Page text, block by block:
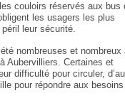
couloirs réservés aux bus
les usagers les plus
leur sécurité.
nombreuses et nombreux
Aubervilliers. Certaines et
difficulté pour circuler,
pour répondre aux besoins